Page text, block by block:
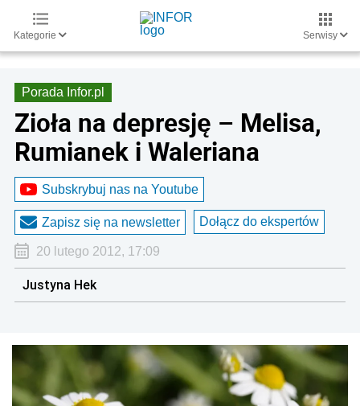
Kategorie Serwisy
Porada Infor.pl
Zioła na depresję – Melisa,
Rumianek i Waleriana
Subskrybuj nas na Youtube
Zapisz się na newsletter Dołącz do ekspertów
20 lutego 2012, 17:09
Justyna Hek